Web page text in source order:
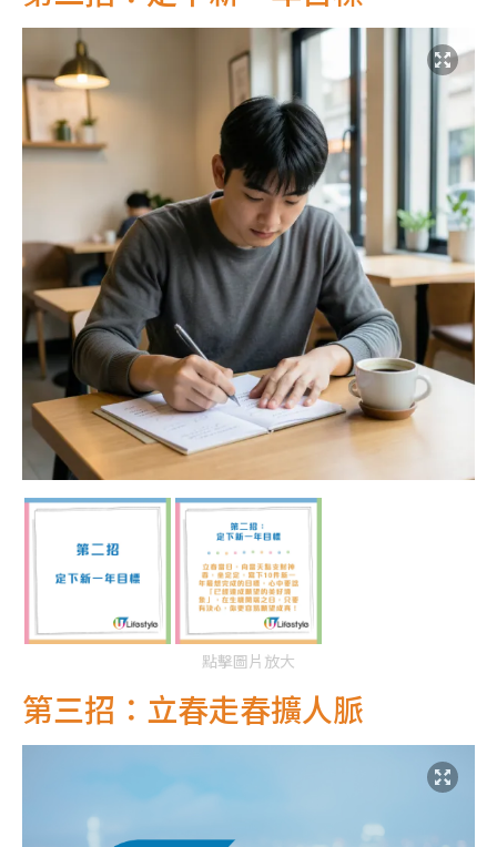
點擊圖片放大
第三招：立春走春擴人脈